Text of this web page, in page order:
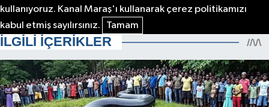
kullanıyoruz. Kanal Maraş'ı kullanarak çerez politikamızı
kabul etmiş sayılırsınız.
Tamam